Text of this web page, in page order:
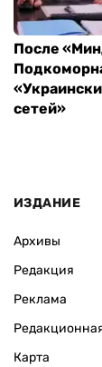
После
сетей»
ИЗДАНИЕ
Архивы
Редакция
Реклама
Карта